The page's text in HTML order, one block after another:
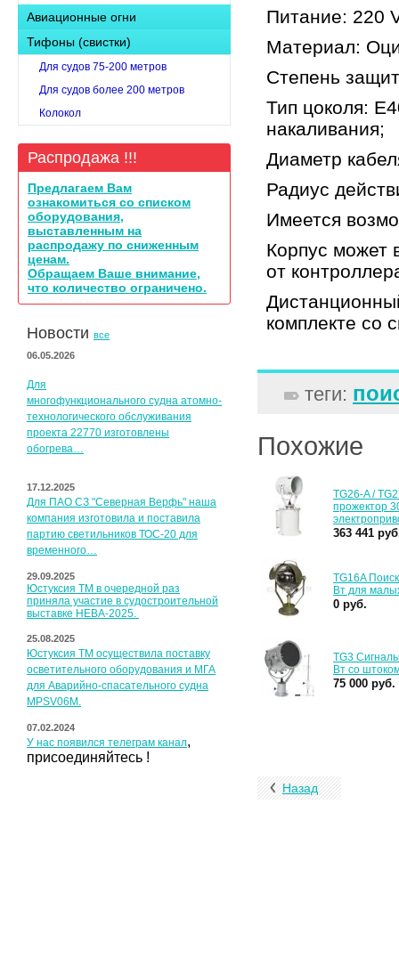
Авиационные огни
Тифоны (свистки)
Для судов 75-200 метров
Для судов более 200 метров
Колокол
Распродажа !!!
Предлагаем Вам
ознакомиться со списком
оборудования,
выставленным на
распродажу по сниженным
ценам.
Обращаем Ваше внимание,
что количество ограничено.
Новости все
06.05.2026
Для
многофункционального судна атомно-
технологического обслуживания
проекта 22770 изготовлены
обогрева…
17.12.2025
Для ПАО СЗ "Северная Верфь" наша
компания изготовила и поставила
партию светильников ТОС-20 для
временного…
29.09.2025
Юстуксия ТМ в очередной раз
приняла участие в судостроительной
выставке НЕВА-2025.
25.08.2025
Юстуксия ТМ осуществила поставку
осветительного оборудования и МГА
для Аварийно-спасательного судна
MPSV06M.
07.02.2024
У нас появился телеграм канал,
присоединяйтесь !
Питание: 220
Материал:
Степень
Тип цоколя:
накаливания;
Диаметр
Радиус
Имеется
Корпус может
от
комплекте со
теги:
Похожие
TG26-A /
прожектор
363 441
TG16A
Вт для
0 руб.
TG3
Вт со
75 000 руб.
Назад